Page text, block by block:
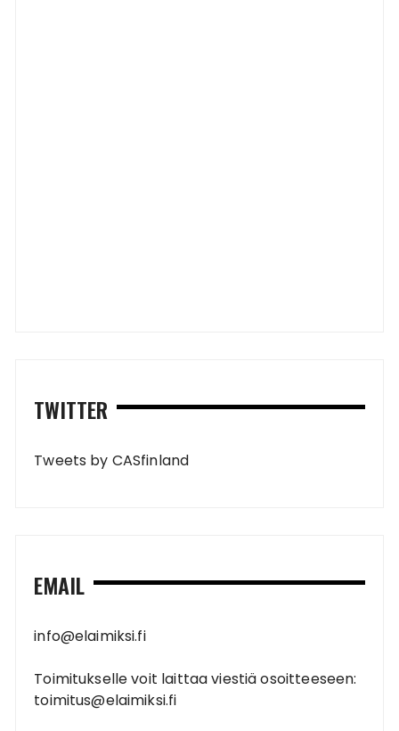
TWITTER
Tweets by CASfinland
EMAIL
info@elaimiksi.fi
Toimitukselle voit laittaa viestiä osoitteeseen:
toimitus@elaimiksi.fi